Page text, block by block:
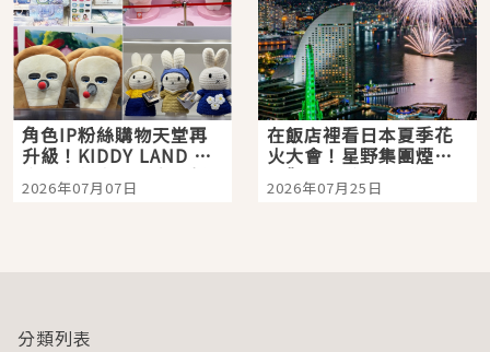
角色IP粉絲購物天堂再
升級！KIDDY LAND 原
宿店吉伊卡哇迎客，新
開幕 OMOKADO 店3分
2026年07月07日
在飯店裡看日本夏季花
火大會！星野集團煙火
景觀飯店6選，讓你不用
人擠人悠閒欣賞
2026年07月25日
分類列表